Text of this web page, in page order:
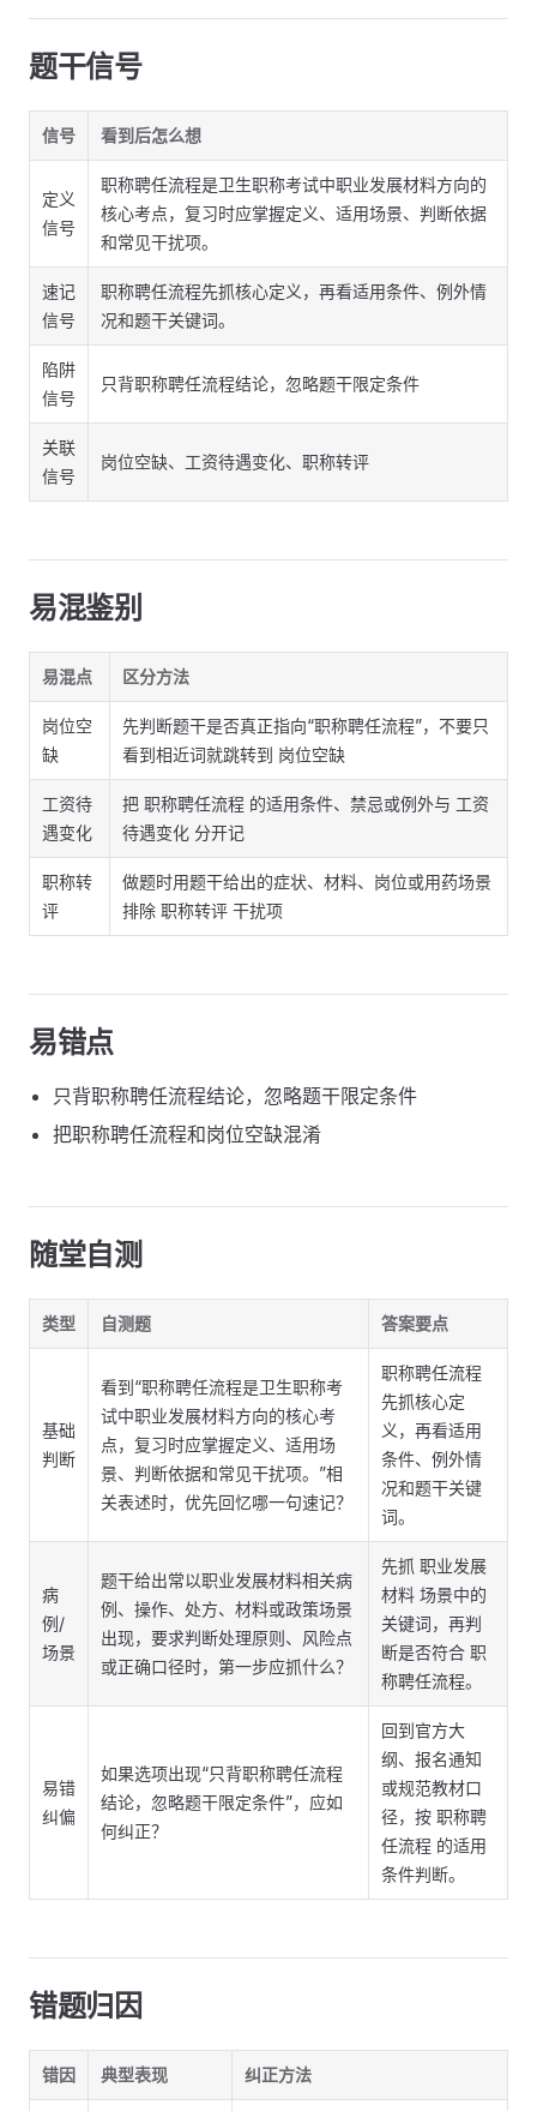
题干信号
信号 看到后怎么想
定义
信号
职称聘任流程是卫生职称考试中职业发展材料方向的
核心考点，复习时应掌握定义、适用场景、判断依据
和常见干扰项。
速记
信号
职称聘任流程先抓核心定义，再看适用条件、例外情
况和题干关键词。
陷阱
信号
只背职称聘任流程结论，忽略题干限定条件
关联
信号
岗位空缺、工资待遇变化、职称转评
易混鉴别
易混点 区分方法
岗位空
缺
先判断题干是否真正指向“职称聘任流程”，不要只
看到相近词就跳转到 岗位空缺
工资待
遇变化
把 职称聘任流程 的适用条件、禁忌或例外与 工资
待遇变化 分开记
职称转
评
做题时用题干给出的症状、材料、岗位或用药场景
排除 职称转评 干扰项
易错点
只背职称聘任流程结论，忽略题干限定条件
把职称聘任流程和岗位空缺混淆
随堂自测
类型 自测题 答案要点
基础
判断
看到“职称聘任流程是卫生职称考
试中职业发展材料方向的核心考
点，复习时应掌握定义、适用场
景、判断依据和常见干扰项。”相
关表述时，优先回忆哪一句速记？
职称聘任流程
先抓核心定
义，再看适用
条件、例外情
况和题干关键
词。
病
例/
场景
题干给出常以职业发展材料相关病
例、操作、处方、材料或政策场景
出现，要求判断处理原则、风险点
或正确口径时，第一步应抓什么？
先抓 职业发展
材料 场景中的
关键词，再判
断是否符合 职
称聘任流程。
易错
纠偏
如果选项出现“只背职称聘任流程
结论，忽略题干限定条件”，应如
何纠正？
回到官方大
纲、报名通知
或规范教材口
径，按 职称聘
任流程 的适用
条件判断。
错题归因
错因 典型表现 纠正方法